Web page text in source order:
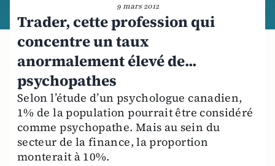
9 mars 2012
Trader, cette profession qui
concentre un taux
anormalement élevé de...
psychopathes
Selon l’étude d’un psychologue canadien,
1% de la population pourrait être considéré
comme psychopathe. Mais au sein du
secteur de la finance, la proportion
monterait à 10%.